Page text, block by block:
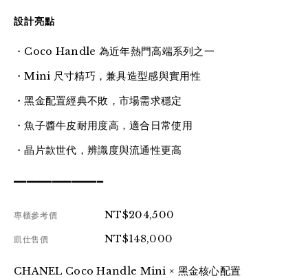
設計亮點
・Coco Handle 為近年熱門高端系列之一
・Mini 尺寸精巧，兼具造型感與實用性
・黑金配置經典不敗，市場需求穩定
・魚子醬牛皮耐用度高，適合日常使用
・晶片款世代，辨識度與流通性更高
━━━━━━━━━━━━━━
專櫃參考價 NT$204,500
凱仕售價 NT$148,000
CHANEL Coco Handle Mini × 黑金核心配置